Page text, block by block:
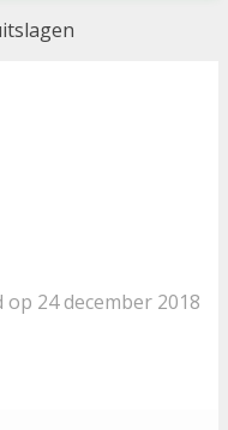
24 december 2018